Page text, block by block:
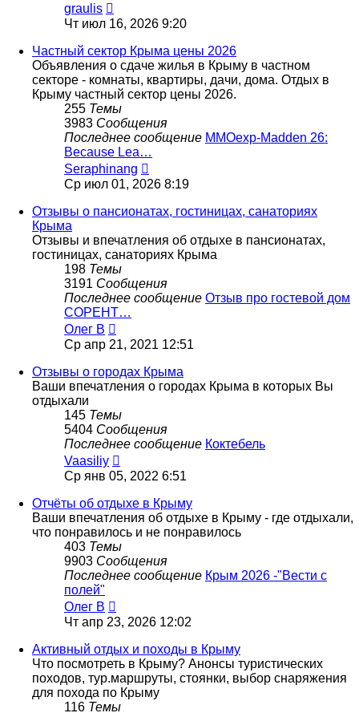
graulis
к
последнему
сообщению
Чт июл 16, 2026 9:20
Частный сектор Крыма цены 2026
Объявления о сдаче жилья в Крыму в частном
секторе - комнаты, квартиры, дачи, дома. Отдых в
Крыму частный сектор цены 2026.
255 Темы
3983 Сообщения
Последнее сообщение MMOexp-Madden 26:
Because Lea…
Seraphinang
к
сообщению
Ср июл 01, 2026 8:19
Отзывы о пансионатах, гостиницах, санаториях
Крыма
Отзывы и впечатления об отдыхе в пансионатах,
гостиницах, санаториях Крыма
198 Темы
3191 Сообщения
Последнее сообщение Отзыв про гостевой дом
СОРЕНТ…
Олег В
к
последнему
сообщению
Ср апр 21, 2021 12:51
Отзывы о городах Крыма
Ваши впечатления о городах Крыма в которых Вы
отдыхали
145 Темы
5404 Сообщения
Последнее сообщение Коктебель
Vaasiliy
к
последнему
сообщению
Ср янв 05, 2022 6:51
Отчёты об отдыхе в Крыму
Ваши впечатления об отдыхе в Крыму - где отдыхали,
что понравилось и не понравилось
403 Темы
9903 Сообщения
Последнее сообщение Крым 2026 -"Вести с
полей"
Олег В
к
последнему
сообщению
Чт апр 23, 2026 12:02
Активный отдых и походы в Крыму
Что посмотреть в Крыму? Анонсы туристических
походов, тур.маршруты, стоянки, выбор снаряжения
для похода по Крыму
116 Темы